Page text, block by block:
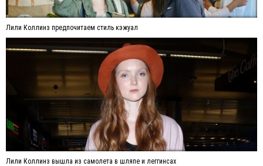
Лили Коллинз предпочитаем стиль кэжуал
Лили Коллинз вышла из самолета в шляпе и леггинсах